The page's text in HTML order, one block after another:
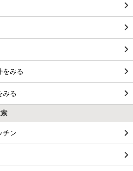
をみる
みる
チン